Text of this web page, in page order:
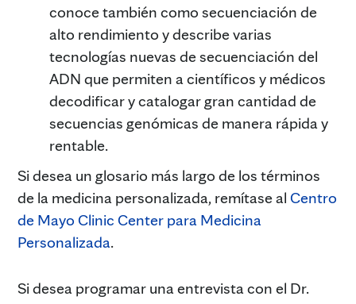
conoce también como secuenciación de
alto rendimiento y describe varias
tecnologías nuevas de secuenciación del
ADN que permiten a científicos y médicos
decodificar y catalogar gran cantidad de
secuencias genómicas de manera rápida y
rentable.
Si desea un glosario más largo de los términos
de la medicina personalizada, remítase al Centro
de Mayo Clinic Center para Medicina
Personalizada.
Si desea programar una entrevista con el Dr.